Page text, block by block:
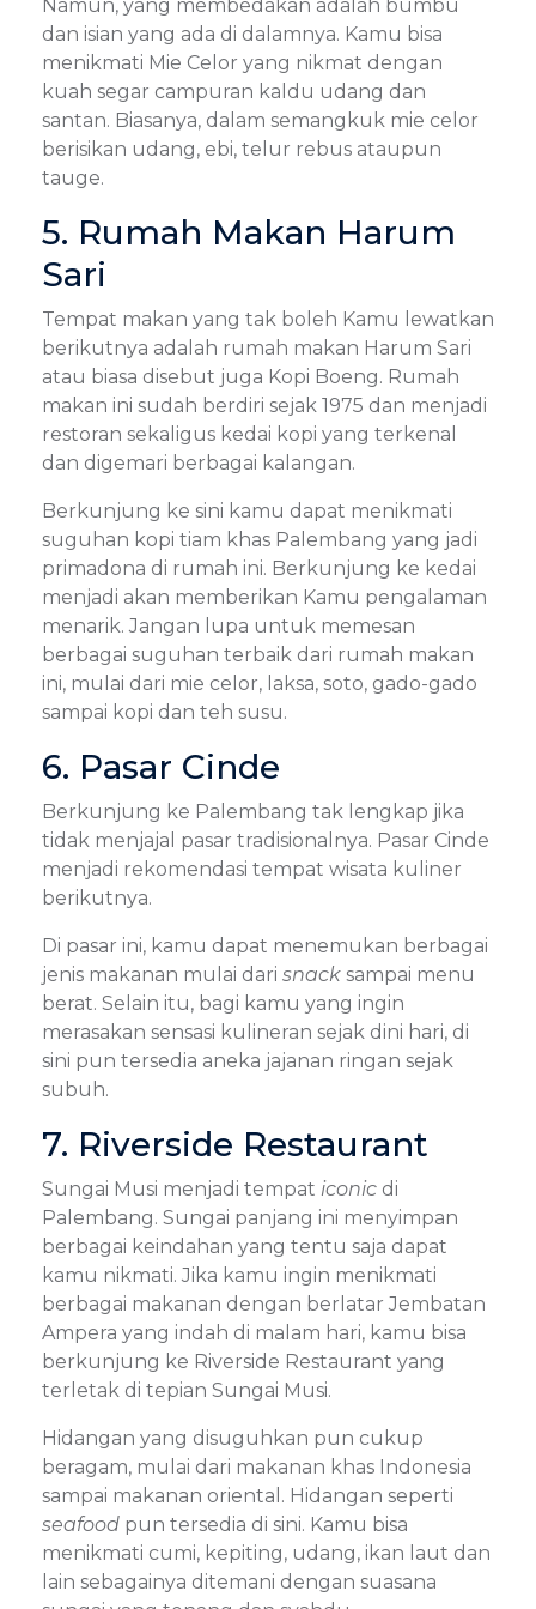
Namun, yang membedakan adalah bumbu
dan isian yang ada di dalamnya. Kamu bisa
menikmati Mie Celor yang nikmat dengan
kuah segar campuran kaldu udang dan
santan. Biasanya, dalam semangkuk mie celor
berisikan udang, ebi, telur rebus ataupun
tauge.
5. Rumah Makan Harum
Sari
Tempat makan yang tak boleh Kamu lewatkan
berikutnya adalah rumah makan Harum Sari
atau biasa disebut juga Kopi Boeng. Rumah
makan ini sudah berdiri sejak 1975 dan menjadi
restoran sekaligus kedai kopi yang terkenal
dan digemari berbagai kalangan.
Berkunjung ke sini kamu dapat menikmati
suguhan kopi tiam khas Palembang yang jadi
primadona di rumah ini. Berkunjung ke kedai
menjadi akan memberikan Kamu pengalaman
menarik. Jangan lupa untuk memesan
berbagai suguhan terbaik dari rumah makan
ini, mulai dari mie celor, laksa, soto, gado-gado
sampai kopi dan teh susu.
6. Pasar Cinde
Berkunjung ke Palembang tak lengkap jika
tidak menjajal pasar tradisionalnya. Pasar Cinde
menjadi rekomendasi tempat wisata kuliner
berikutnya.
Di pasar ini, kamu dapat menemukan berbagai
jenis makanan mulai dari snack sampai menu
berat. Selain itu, bagi kamu yang ingin
merasakan sensasi kulineran sejak dini hari, di
sini pun tersedia aneka jajanan ringan sejak
subuh.
7. Riverside Restaurant
Sungai Musi menjadi tempat iconic di
Palembang. Sungai panjang ini menyimpan
berbagai keindahan yang tentu saja dapat
kamu nikmati. Jika kamu ingin menikmati
berbagai makanan dengan berlatar Jembatan
Ampera yang indah di malam hari, kamu bisa
berkunjung ke Riverside Restaurant yang
terletak di tepian Sungai Musi.
Hidangan yang disuguhkan pun cukup
beragam, mulai dari makanan khas Indonesia
sampai makanan oriental. Hidangan seperti
seafood pun tersedia di sini. Kamu bisa
menikmati cumi, kepiting, udang, ikan laut dan
lain sebagainya ditemani dengan suasana